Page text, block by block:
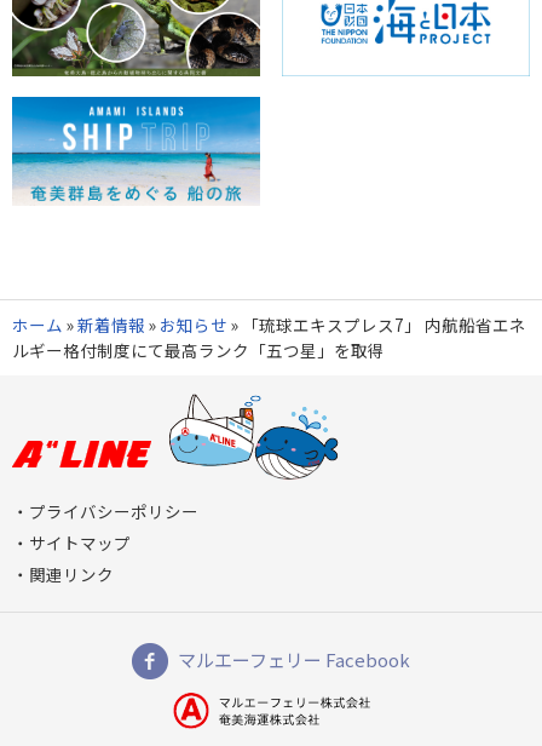
ホーム »新着情報 » お知らせ » 「琉球エキスプレス7」 内航船省エネ
ルギー格付制度にて最高ランク「五つ星」を取得
プライバシーポリシー
サイトマップ
関連リンク
マルエーフェリー Facebook